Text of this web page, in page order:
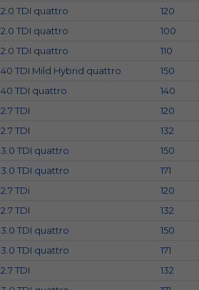
2.0 TDI quattro 120
2.0 TDI quattro 100
2.0 TDI quattro 110
40 TDI Mild Hybrid quattro 150
40 TDI quattro 140
2.7 TDI 120
2.7 TDI 132
3.0 TDI quattro 150
3.0 TDI quattro 171
2.7 TDi 120
2.7 TDI 132
3.0 TDI quattro 150
3.0 TDI quattro 171
2.7 TDI 132